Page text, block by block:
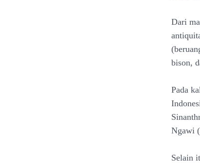
Dari
bison,
Pada
Ngawi
Selain